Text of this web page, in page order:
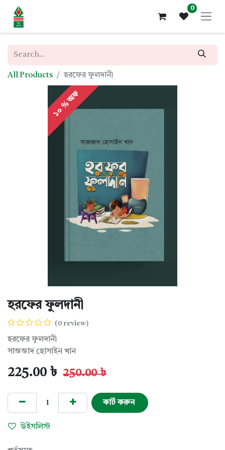
0
All Products হরফের ফুলদানী
১০ % অফ
হরফের ফুলদানী
(0 review)
হরফের ফুলদানী
সাজজাদ হোসাইন খান
225.00 ৳ 250.00৳
কার্ট করুন
উইসলিস্ট